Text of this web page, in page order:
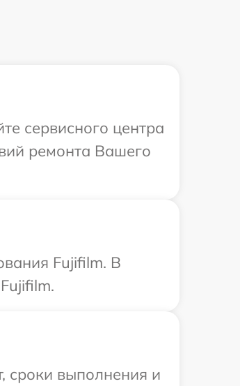
сервисного центра
ремонта Вашего
Fujifilm. В
сроки выполнения и